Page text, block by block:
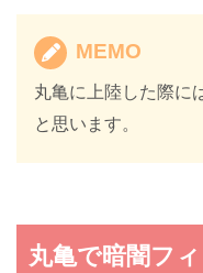
MEMO
丸亀に上陸した際に
と思います。
丸亀で暗闇フ